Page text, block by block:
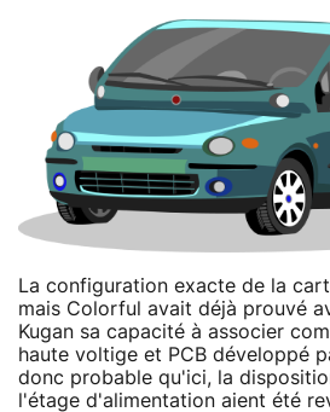
La configuration exacte de la
mais Colorful avait déjà prouvé
Kugan sa capacité à associer
haute voltige et PCB développé
donc probable qu'ici, la
l'étage d'alimentation aient été